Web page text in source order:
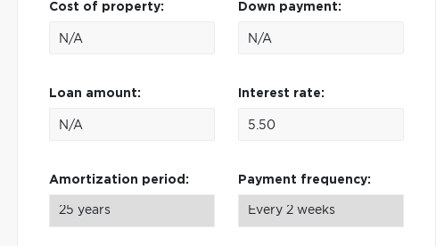
Cost of property: Down payment:
Loan amount: Interest rate:
Amortization period: Payment frequency: